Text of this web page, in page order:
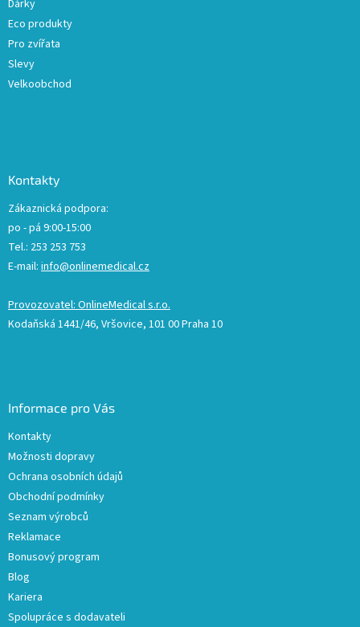
Dárky
Eco produkty
Pro zvířata
Slevy
Velkoobchod
Kontakty
Zákaznická podpora:
po - pá 9:00-15:00
Tel.: 253 253 753
E-mail: info@onlinemedical.cz
Provozovatel: OnlineMedical s.r.o.
Kodaňská 1441/46, Vršovice, 101 00 Praha 10
Informace pro Vás
Kontakty
Možnosti dopravy
Ochrana osobních údajů
Obchodní podmínky
Seznam výrobců
Reklamace
Bonusový program
Blog
Kariera
Spolupráce s dodavateli